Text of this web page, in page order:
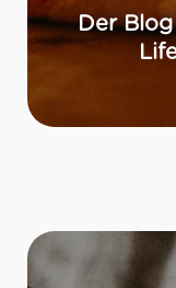
Der